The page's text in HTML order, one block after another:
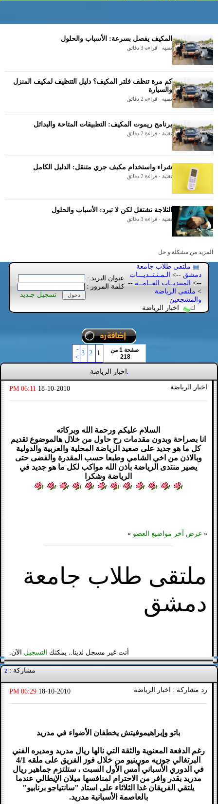
المكيف يفصل بسرعة: الأسباب والحلول
تقنية · قراءة 3 دقائق
كم مرة تنظف فلتر المكيف؟ دليل التنظيف لمكيف المنزل
والسيارة
تقنية · قراءة 2 دقائق
برنامج ريموت المكيف: التطبيقات المتاحة والبدائل
تقنية · قراءة 2 دقائق
شراء واستخدام مكيف جري متنقل: الدليل الكامل
تقنية · قراءة 2 دقائق
الثلاجة تشتغل لكن لا تبرد: الأسباب والحلول
تقنية · قراءة 3 دقائق
المزيد من مشكلة و حل
ملتقى طلاب جامعة
دمشق --> الـمـنـتــديـــات
--> المنتديــات العــامــة --
> ملتقى الرياضة
والمشجعين
اخبار الرياضة
عنوان البريد :
كلمة المرور :
تسجيل جـديد
صفحة 1 من
218
-
>
. اخبار الرياضة
اخبار الرياضة 18-10-2010
06:11 PM
السلام عليكم ورحمة الله وبركاته
انا بصراحة وبدون مقدمات رح حاول من خلال هالموضوع تقديم
كل ما هو جديد على صعيد الرياضة المحلية والعربية والدولية
وبالاذن من اخي الشامي وطبعا حسب المقدرة والفضى حتى
يصير منتدى الرياضة باذن الله مواكب لكل ما هو جديد في
الرياضة وشكرا
« عرض آخر مواضيع العضو »
ملتقى طلاب جامعة
دمشق
أنت غير مسجل لدينا.. يمكنك التسجيل الآن.
مشاركة : 2
رد مشاركة : اخبار الرياضة 18-10-2010
06:29 PM
باتو وإبراهيموفيتش يخطفان الأضواء في مدريد
رغم الدفعة المعنوية والثقة التي نالها ريال مدريد ومديره الفني
البرتغالي جوزيه مورينيو من خلال فوز الفريق على ملقه 4/1
في الدوري الأسباني أمس الأول السبت ، ستلتزم جماهير ريال
مدريد بقدر وافر من الاحترام لمنافسها ميلان الإيطالي عندما
يلتقي الفريقان غدا الثلاثاء على استاد "سانتياجو برنابيو"
بالعاصمة الأسبانية مدريد.